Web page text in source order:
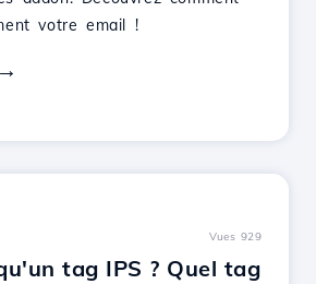
votre email !
Vues 929
tag IPS ? Quel tag